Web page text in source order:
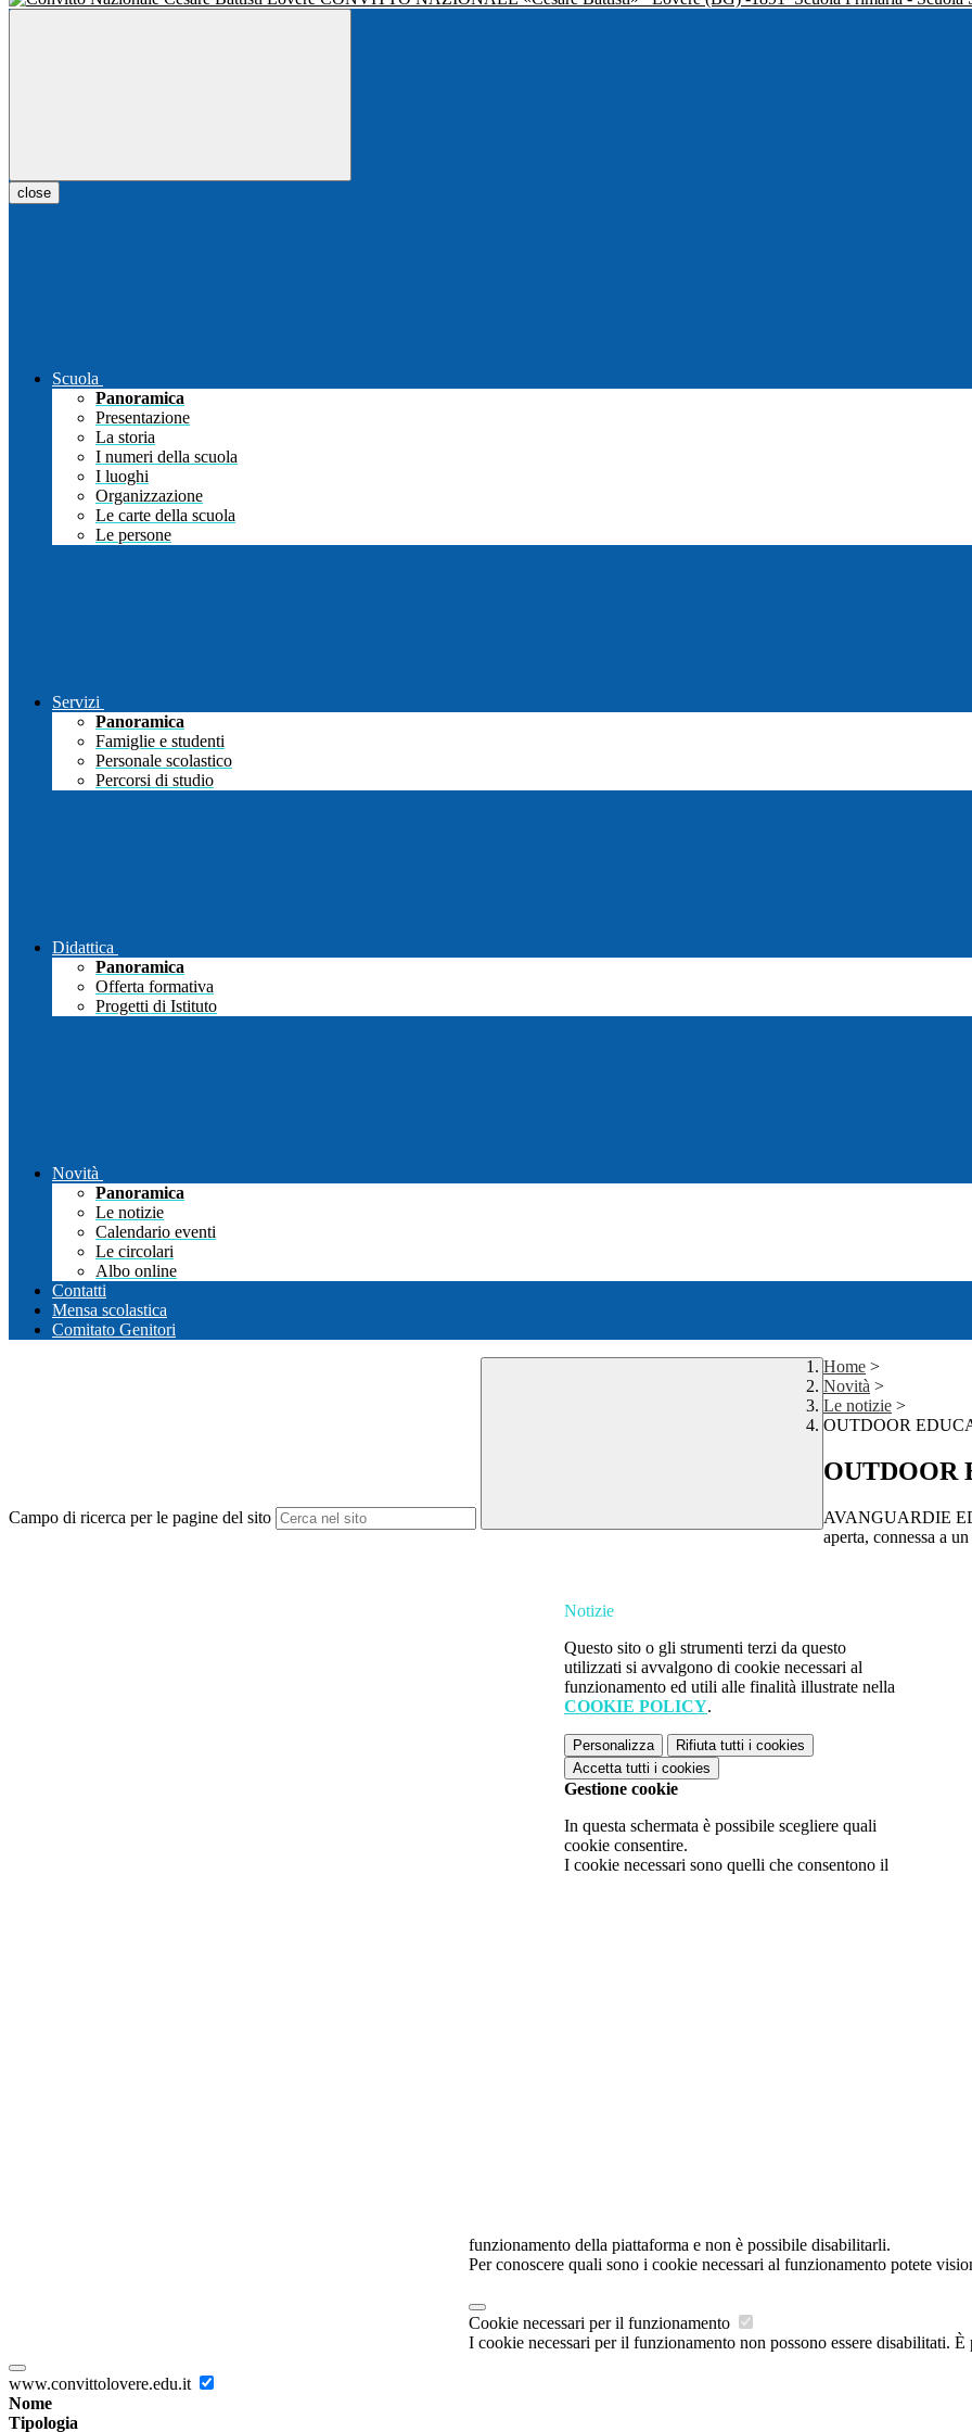
close
Scuola
Panoramica
Presentazione
La storia
I numeri della scuola
I luoghi
Organizzazione
Le carte della scuola
Le persone
Servizi
Panoramica
Famiglie e studenti
Personale scolastico
Percorsi di studio
Didattica
Panoramica
Offerta formativa
Progetti di Istituto
Novità
Panoramica
Le notizie
Calendario eventi
Le circolari
Albo online
Contatti
Mensa scolastica
Comitato Genitori
Campo di ricerca per le pagine del sito
Home >
Novità >
Le notizie >
OUTDOOR
OUTDOOR
AVANGUARDIE
aperta, connessa a
Notizie
Questo sito o gli strumenti terzi da questo
utilizzati si avvalgono di cookie necessari al
funzionamento ed utili alle finalità illustrate nella
COOKIE POLICY.
Personalizza Rifiuta tutti i cookies
Accetta tutti i cookies
Gestione cookie
In questa schermata è possibile scegliere quali
cookie consentire.
I cookie necessari sono quelli che consentono il
funzionamento della piattaforma e non è possibile disabilitarli.
Per conoscere quali sono i cookie necessari al funzionamento potete
Cookie necessari per il funzionamento
I cookie necessari per il funzionamento non possono essere disabilitati.
www.convittolovere.edu.it
Nome
Tipologia